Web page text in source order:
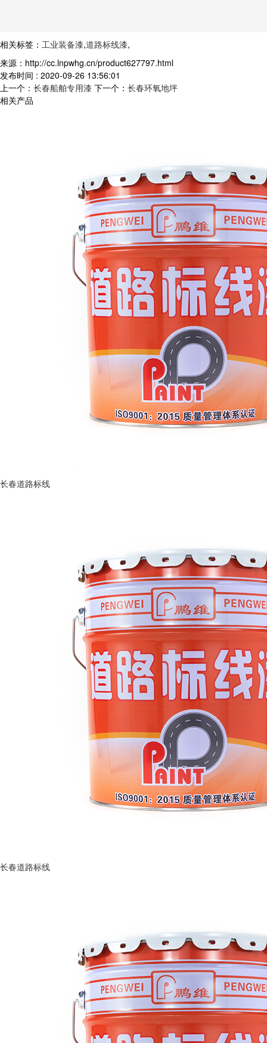
相关标签： 工业装备漆,道路标线漆,
来源：http://cc.lnpwhg.cn/product627797.html
发布时间 : 2020-09-26 13:56:01
上一个： 长春船舶专用漆 下一个： 长春环氧地坪
相关产品
长春道路标线
长春道路标线